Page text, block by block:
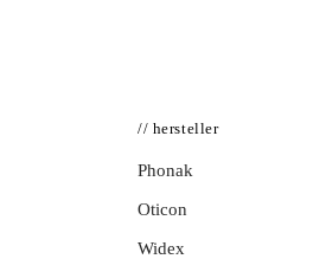
// hersteller
Phonak
Oticon
Widex